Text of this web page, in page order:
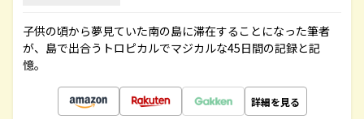
子供の頃から夢見ていた南の島に滞在することになった筆者
が、島で出合うトロピカルでマジカルな45日間の記録と記
憶。
詳細を見る